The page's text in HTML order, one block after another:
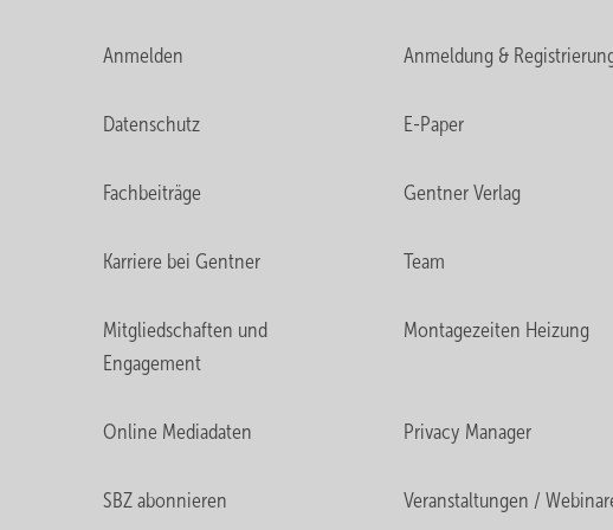
Anmelden Anmeldung &
Datenschutz E-Paper
Fachbeiträge Gentner Verlag
Karriere bei Gentner Team
Mitgliedschaften und
Engagement
Montagezeiten Heizung
Online Mediadaten Privacy Manager
SBZ abonnieren Veranstaltungen /